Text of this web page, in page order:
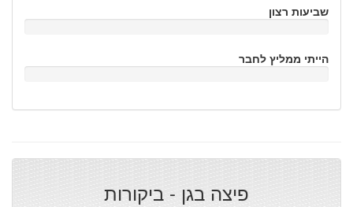
שביעות רצון
הייתי ממליץ לחבר
פיצה בגן - ביקורות